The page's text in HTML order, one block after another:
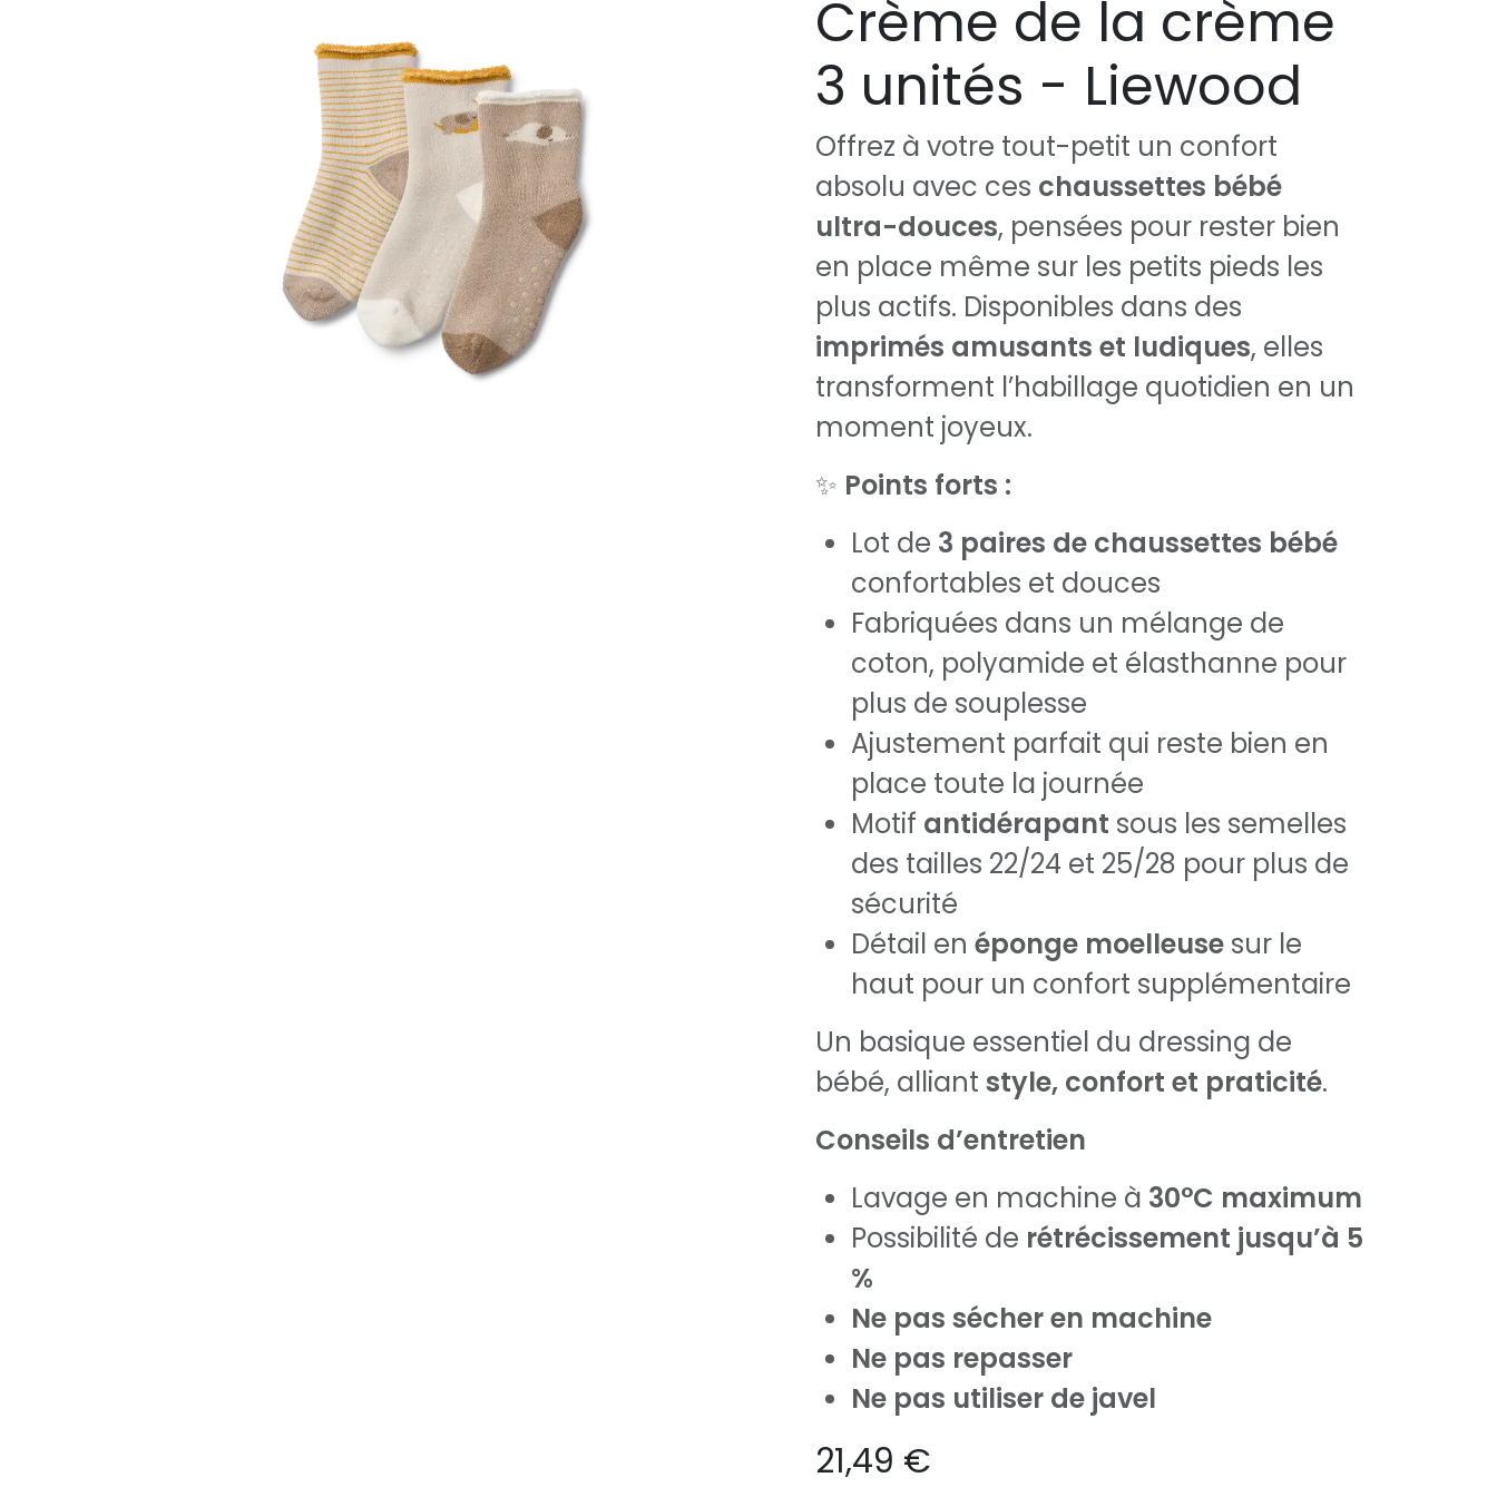
Crème de la crème
3 unités - Liewood
Offrez à votre tout-petit un confort
absolu avec ces chaussettes bébé
ultra-douces, pensées pour rester bien
en place même sur les petits pieds les
plus actifs. Disponibles dans des
imprimés amusants et ludiques, elles
transforment l’habillage quotidien en un
moment joyeux.
✨ Points forts :
Lot de 3 paires de chaussettes bébé
confortables et douces
Fabriquées dans un mélange de
coton, polyamide et élasthanne pour
plus de souplesse
Ajustement parfait qui reste bien en
place toute la journée
Motif antidérapant sous les semelles
des tailles 22/24 et 25/28 pour plus de
sécurité
Détail en éponge moelleuse sur le
haut pour un confort supplémentaire
Un basique essentiel du dressing de
bébé, alliant style, confort et praticité.
Conseils d’entretien
Lavage en machine à 30°C maximum
Possibilité de rétrécissement jusqu’à 5
%
Ne pas sécher en machine
Ne pas repasser
Ne pas utiliser de javel
21,49 €